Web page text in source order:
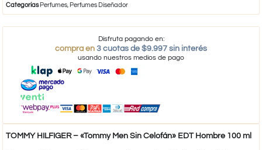
Categorías Perfumes, Perfumes Diseñador
Disfruta pagando en:
compra en 3 cuotas de $9.997 sin interés
usando nuestros medios de pago
TOMMY HILFIGER – «Tommy Men Sin Celofán» EDT Hombre 100 ml